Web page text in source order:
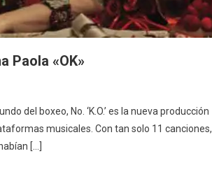
Paola «OK»
del boxeo, No. ‘K.O.’ es la nueva producción
musicales. Con tan solo 11 canciones,
[…]